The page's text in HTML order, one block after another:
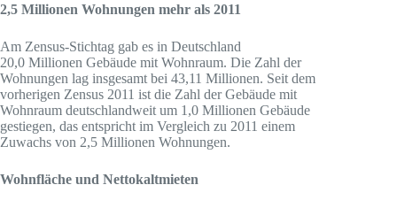
2,5 Millionen Wohnungen mehr als 2011
Am Zensus-Stichtag gab es in Deutschland
20,0 Millionen Gebäude mit Wohnraum. Die Zahl der
Wohnungen lag insgesamt bei 43,11 Millionen. Seit dem
vorherigen Zensus 2011 ist die Zahl der Gebäude mit
Wohnraum deutschlandweit um 1,0 Millionen Gebäude
gestiegen, das entspricht im Vergleich zu 2011 einem
Zuwachs von 2,5 Millionen Wohnungen.
Wohnfläche und Nettokaltmieten